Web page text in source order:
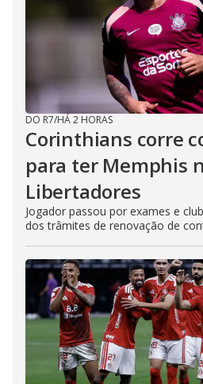
DO R7/HÁ 2 HORAS
Corinthians corre
para ter Memphis
Libertadores
Jogador passou por exames e
dos trâmites de renovação de